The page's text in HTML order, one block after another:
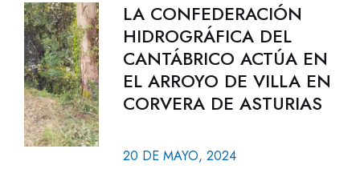
LA CONFEDERACIÓN
HIDROGRÁFICA DEL
CANTÁBRICO ACTÚA EN
EL ARROYO DE VILLA EN
CORVERA DE ASTURIAS
20 DE MAYO, 2024